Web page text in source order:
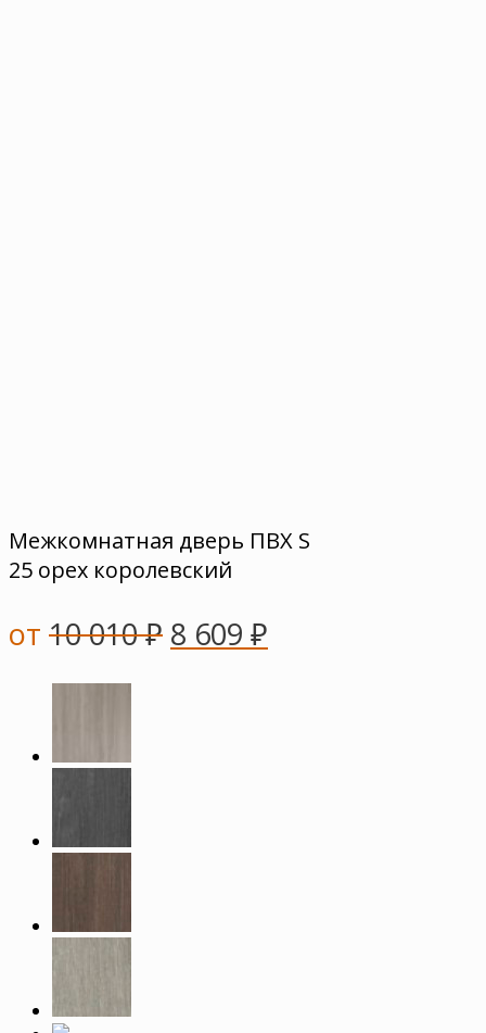
Межкомнатная дверь ПВХ S
25 орех королевский
от 10 010₽ 8 609 ₽